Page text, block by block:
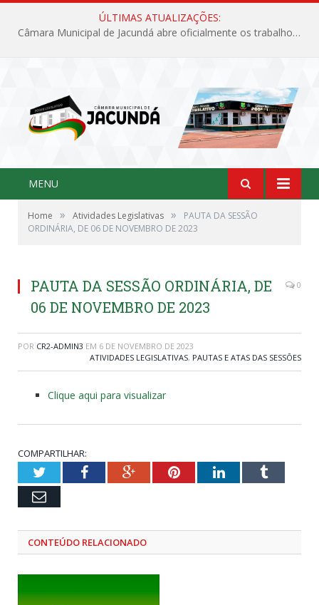
ÚLTIMAS ATUALIZAÇÕES:
Câmara Municipal de Jacundá abre oficialmente os trabalhos legislativos de 2026
MENU
Home » Atividades Legislativas »
PAUTA DA SESSÃO
ORDINÁRIA, DE 06 DE NOVEMBRO DE 2023
PAUTA DA SESSÃO ORDINÁRIA, DE
06 DE NOVEMBRO DE 2023
0
POR CR2-ADMIN3 EM 6 DE NOVEMBRO DE 2023
ATIVIDADES LEGISLATIVAS, PAUTAS E ATAS DAS SESSÕES
Clique aqui para visualizar
COMPARTILHAR:
TwitterFacebookGoogle+PinterestLinkedInTumblr
Email
CONTEÚDO RELACIONADO